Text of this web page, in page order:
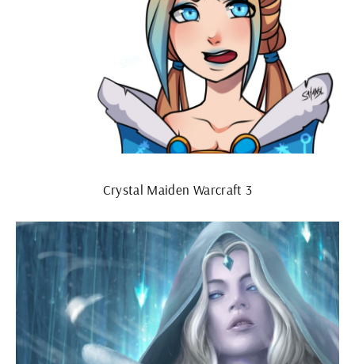
Crystal Maiden Warcraft 3